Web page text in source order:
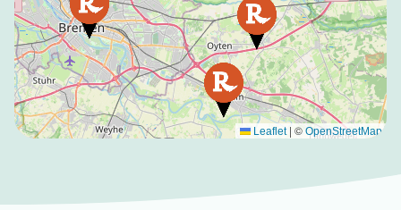
Leaflet | © OpenStreetMap